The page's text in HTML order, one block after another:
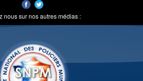
nous sur nos autres médias :